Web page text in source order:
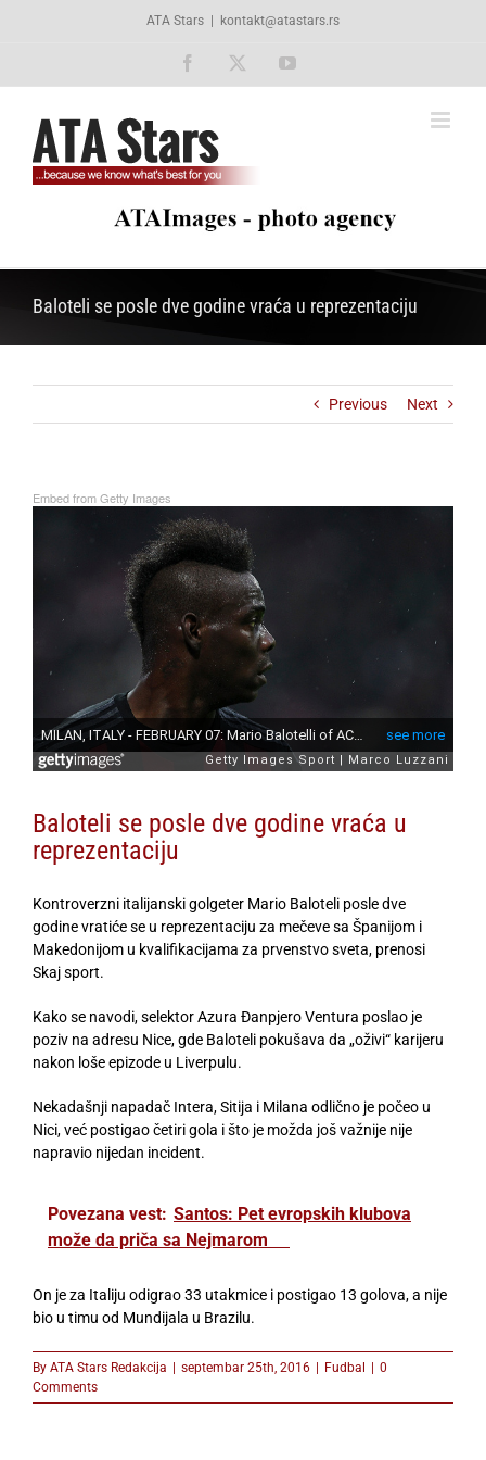
ATA Stars kontakt@atastars.rs
Facebook YouTube
Baloteli se posle dve godine vraća u reprezentaciju
Previous Next
Embed from Getty Images
Baloteli se posle dve godine vraća u
reprezentaciju
Kontroverzni italijanski golgeter Mario Baloteli posle dve
godine vratiće se u reprezentaciju za mečeve sa Španijom i
Makedonijom u kvalifikacijama za prvenstvo sveta, prenosi
Skaj sport.
Kako se navodi, selektor Azura Đanpjero Ventura poslao je
poziv na adresu Nice, gde Baloteli pokušava da „oživi“ karijeru
nakon loše epizode u Liverpulu.
Nekadašnji napadač Intera, Sitija i Milana odlično je počeo u
Nici, već postigao četiri gola i što je možda još važnije nije
napravio nijedan incident.
Povezana vest: Santos: Pet evropskih klubova
može da priča sa Nejmarom
On je za Italiju odigrao 33 utakmice i postigao 13 golova, a nije
bio u timu od Mundijala u Brazilu.
By ATA Stars Redakcija | septembar 25th, 2016 | Fudbal | 0
Comments